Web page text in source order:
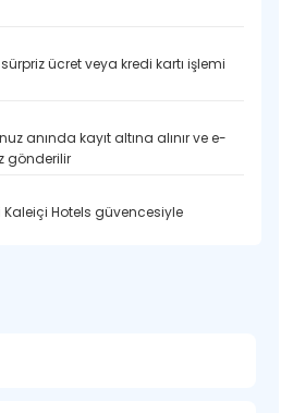
ücret veya kredi kartı işlemi
anında kayıt altına alınır ve e-
gönderilir
Kaleiçi Hotels güvencesiyle